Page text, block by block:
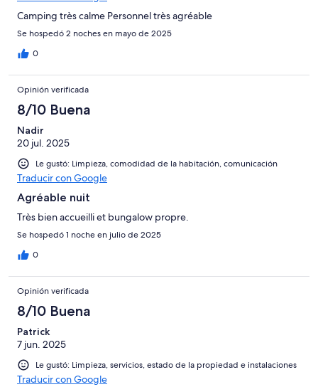
Camping très calme Personnel très agréable
Se hospedó 2 noches en mayo de 2025
0
Opinión verificada
8/10 Buena
Nadir
20 jul. 2025
Le gustó: Limpieza, comodidad de la habitación, comunicación
Traducir con Google
Agréable nuit
Très bien accueilli et bungalow propre.
Se hospedó 1 noche en julio de 2025
0
Opinión verificada
8/10 Buena
Patrick
7 jun. 2025
Le gustó: Limpieza, servicios, estado de la propiedad e instalaciones
Traducir con Google